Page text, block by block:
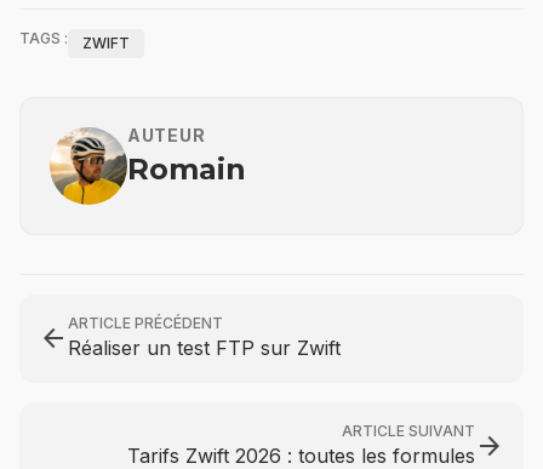
TAGS : ZWIFT
AUTEUR
Romain
arrow_back ARTICLE PRÉCÉDENT
Réaliser un test FTP sur Zwift
ARTICLE SUIVANT
Tarifs Zwift 2026 : toutes les formules arrow_forward